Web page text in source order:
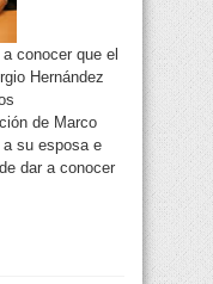
conocer que el
Hernández
de Marco
su esposa e
dar a conocer